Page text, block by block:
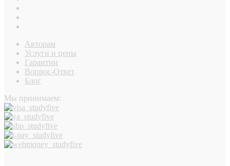
Авторам
Услуги и цены
Гарантии
Вопрос-Ответ
Блог
Мы принимаем: